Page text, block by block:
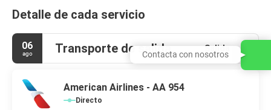
Detalle de cada servicio
06
ago Transporte de salida Salida
American Airlines - AA 954
Directo
Contacta con nosotros